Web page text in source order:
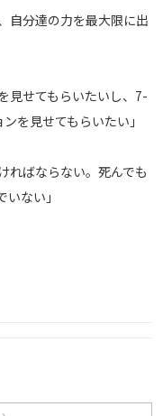
自分達の力を最大限に出
見せてもらいたいし、7-
を見せてもらいたい」
ればならない。死んでも
ない」